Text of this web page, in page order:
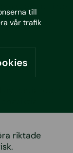
till
vår trafik
(t.ex. att inte
fastighetens
riktade